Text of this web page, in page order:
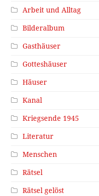
Arbeit und Alltag
Bilderalbum
Gasthäuser
Gotteshäuser
Häuser
Kanal
Kriegsende 1945
Literatur
Menschen
Rätsel
Rätsel gelöst